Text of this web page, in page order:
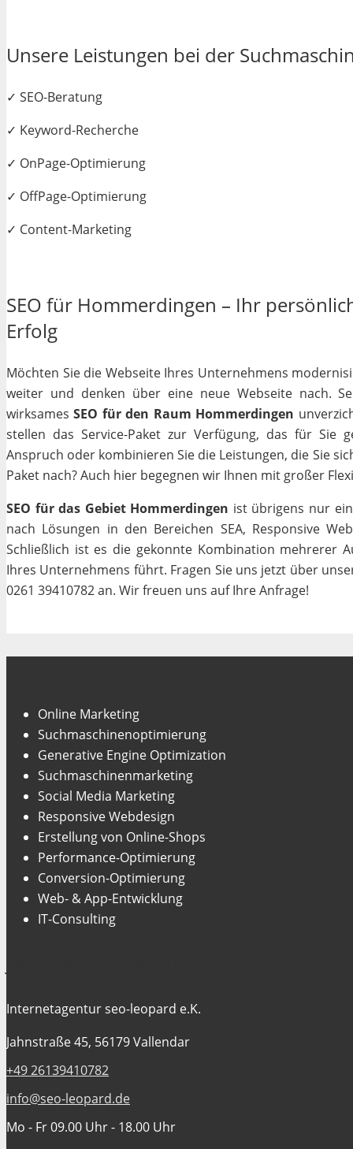
Unsere Leistungen bei der
✓ SEO-Beratung
✓ Keyword-Recherche
✓ OnPage-Optimierung
✓ OffPage-Optimierung
✓ Content-Marketing
SEO für Hommerdingen – Ihr
Erfolg
Möchten Sie die Webseite Ihres Unternehmens
weiter und denken über eine neue Webseite nach.
wirksamesSEO für den Raum Hommerdingen
stellen das Service-Paket zur Verfügung, das für Sie
Anspruch oder kombinieren Sie die Leistungen, die Sie
Paket nach? Auch hier begegnen wir Ihnen mit großer
SEO für das Gebiet Hommerdingen ist übrigens nur
nach Lösungen in den Bereichen SEA, Responsive
Schließlich ist es die gekonnte Kombination mehrerer
Ihres Unternehmens führt. Fragen Sie uns jetzt über
0261 39410782 an. Wir freuen uns auf Ihre Anfrage!
Online Marketing
Suchmaschinenoptimierung
Generative Engine Optimization
Suchmaschinenmarketing
Social Media Marketing
Responsive Webdesign
Erstellung von Online-Shops
Performance-Optimierung
Conversion-Optimierung
Web- & App-Entwicklung
IT-Consulting
Internetagentur seo-leopard e.K.
Jahnstraße 45, 56179 Vallendar
+49 26139410782
info@seo-leopard.de
Mo - Fr 09.00 Uhr - 18.00 Uhr